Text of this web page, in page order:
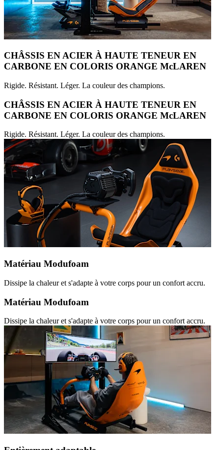
CHÂSSIS EN ACIER À HAUTE TENEUR EN
CARBONE EN COLORIS ORANGE McLAREN
Rigide. Résistant. Léger. La couleur des champions.
CHÂSSIS EN ACIER À HAUTE TENEUR EN
CARBONE EN COLORIS ORANGE McLAREN
Rigide. Résistant. Léger. La couleur des champions.
Matériau Modufoam
Dissipe la chaleur et s'adapte à votre corps pour un confort accru.
Matériau Modufoam
Dissipe la chaleur et s'adapte à votre corps pour un confort accru.